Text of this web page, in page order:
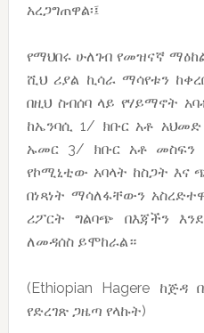
አረጋግጠዋል፡፤
የማህበሩ ሁለገብ የመዝናኛ
ሺህ ሪያል ኪሳራ ማሳየቱን
በዚህ ስብሰባ ላይ የሃይማኖት
ከኤንባሲ 1/ ክቡር አቶ
ኡመር 3/ ክቡር አቶ መስፍን
የኮሚኒቲው አባላት ከስጋት እና
በነጻነት ማሳለፋቸውን
ሪፖርት ግልባጭ በእጃችን
ለመዳሰስ ይሞከራል።
(Ethiopian Hagere ከጅዳ
የድረገጽ ጋዜጣ የላኩት)